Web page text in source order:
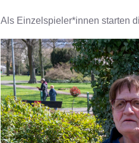
Als Einzelspieler*innen starten